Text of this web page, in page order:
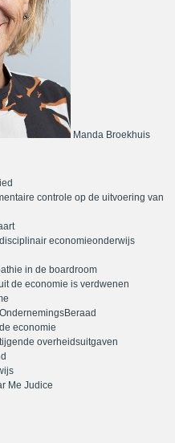
Manda Broekhuis
controle op de uitvoering van
economieonderwijs
in de boardroom
de economie is verdwenen
economie
overheidsuitgaven
Me Judice